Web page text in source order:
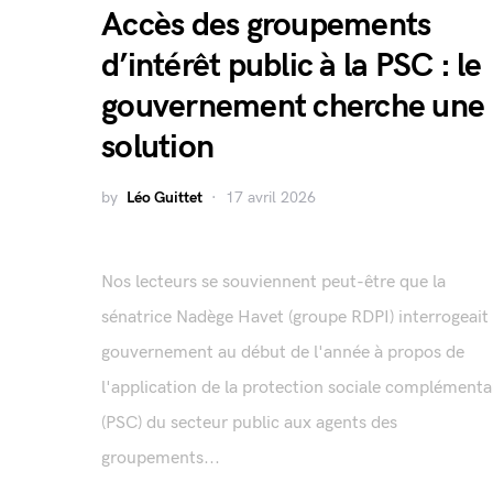
Accès des groupements
d’intérêt public à la PSC : le
gouvernement cherche une
solution
by Léo Guittet 17 avril 2026
Nos lecteurs se souviennent peut-être que la
sénatrice Nadège Havet (groupe RDPI) interrogeait
gouvernement au début de l'année à propos de
l'application de la protection sociale
(PSC) du secteur public aux agents des
groupements...